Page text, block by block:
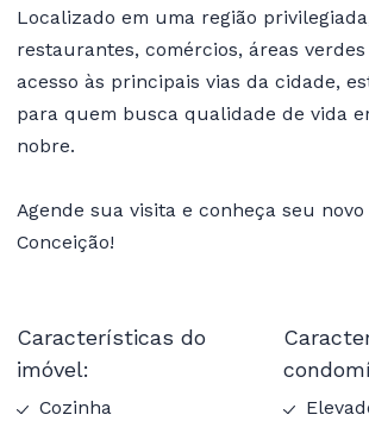
Localizado em uma região
restaurantes, comércios, áreas
acesso às principais vias da cidade,
para quem busca qualidade de vida
nobre.
Agende sua visita e conheça seu
Conceição!
Características do
imóvel:
Cozinha